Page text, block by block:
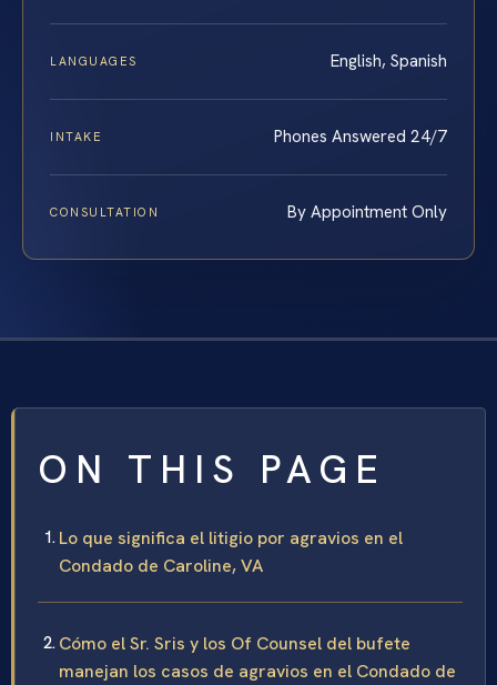
LANGUAGES English, Spanish
INTAKE Phones Answered 24/7
CONSULTATION By Appointment Only
ON THIS PAGE
Lo que significa el litigio por agravios en el
Condado de Caroline, VA
Cómo el Sr. Sris y los Of Counsel del bufete
manejan los casos de agravios en el Condado de